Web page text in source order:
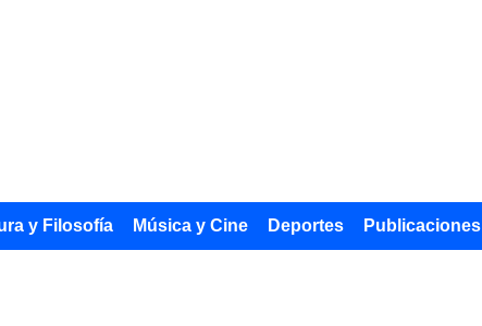
y Filosofía Música y Cine Deportes Publicaciones